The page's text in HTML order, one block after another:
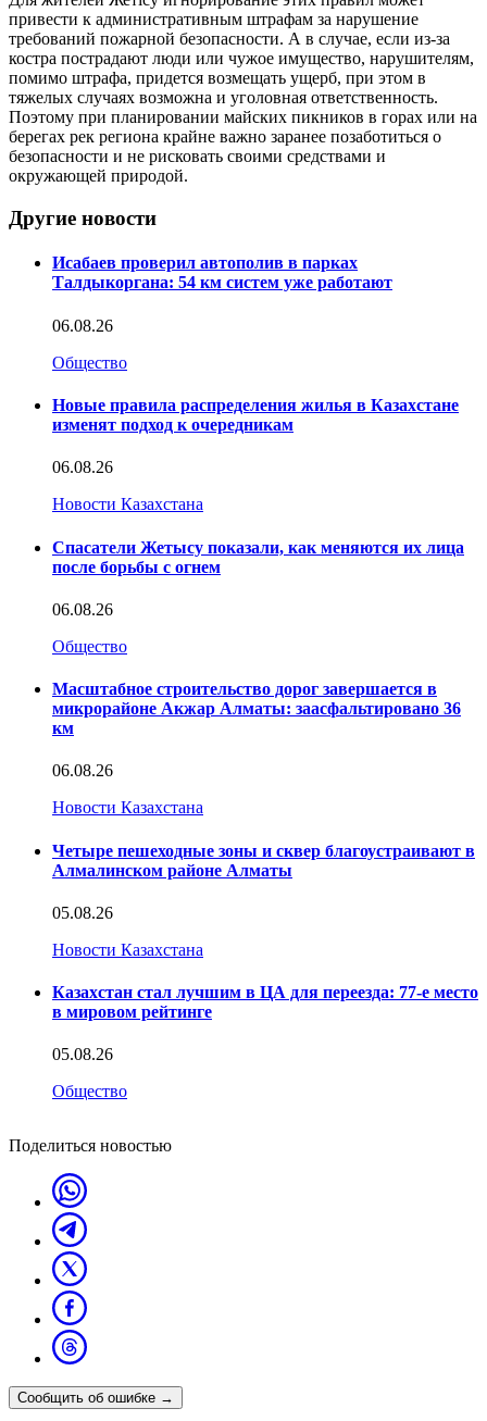
привести к административным штрафам за нарушение
требований пожарной безопасности. А в случае, если из-за
костра пострадают люди или чужое имущество, нарушителям,
помимо штрафа, придется возмещать ущерб, при этом в
тяжелых случаях возможна и уголовная ответственность.
Поэтому при планировании майских пикников в горах или на
берегах рек региона крайне важно заранее позаботиться о
безопасности и не рисковать своими средствами и
окружающей природой.
Другие новости
Исабаев проверил автополив в парках
Талдыкоргана: 54 км систем уже работают
06.08.26
Общество
Новые правила распределения жилья в Казахстане
изменят подход к очередникам
06.08.26
Новости Казахстана
Спасатели Жетысу показали, как меняются их лица
после борьбы с огнем
06.08.26
Общество
Масштабное строительство дорог завершается в
микрорайоне Акжар Алматы: заасфальтировано 36
км
06.08.26
Новости Казахстана
Четыре пешеходные зоны и сквер благоустраивают в
Алмалинском районе Алматы
05.08.26
Новости Казахстана
Казахстан стал лучшим в ЦА для переезда: 77-е место
в мировом рейтинге
05.08.26
Общество
Поделиться новостью
Сообщить об ошибке →